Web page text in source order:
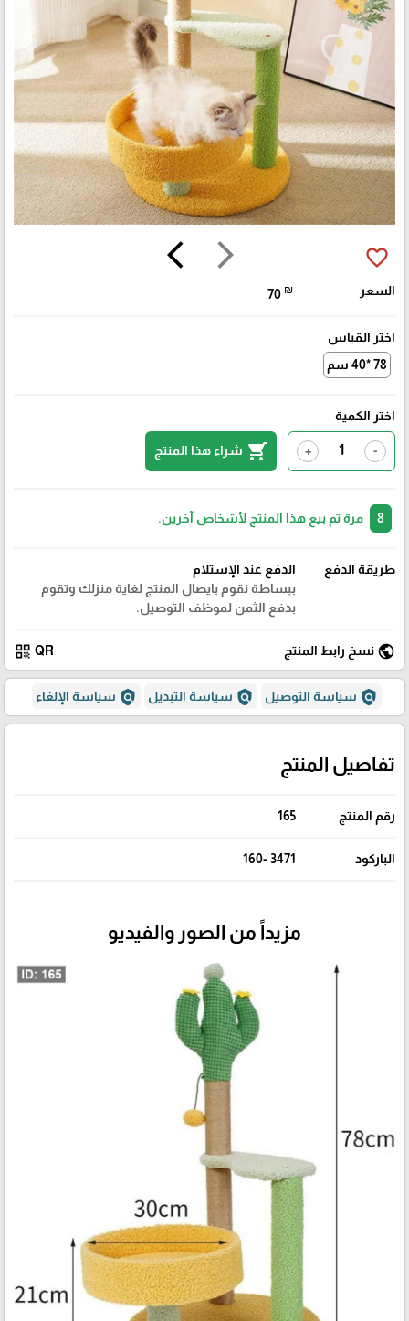
arrow_forward_ios
arrow_back_ios favorite_border
السعر 70 ₪
اختر القياس
78 *40 سم
اختر الكمية
-
+
shopping_cart شراء هذا المنتج
مرة تم بيع هذا المنتج لأشخاص آخرين.
طريقة الدفع
الدفع عند الإستلام
ببساطة نقوم بايصال المنتج لغاية منزلك وتقوم
بدفع الثمن لموظف التوصيل.
public نسخ رابط المنتج QR
qr_code
policy سياسة التوصيل policy سياسة التبديل policy سياسة الإلغاء
تفاصيل المنتج
رقم المنتج 165
الباركود 3471 -160
مزيداً من الصور والفيديو